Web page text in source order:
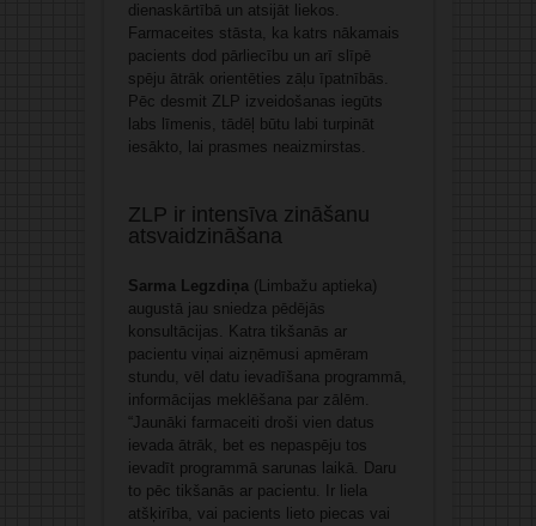
dienaskārtībā un atsijāt liekos.
Farmaceites stāsta, ka katrs nākamais
pacients dod pārliecību un arī slīpē
spēju ātrāk orientēties zāļu īpatnībās.
Pēc desmit ZLP izveidošanas iegūts
labs līmenis, tādēļ būtu labi turpināt
iesākto, lai prasmes neaizmirstas.
ZLP ir intensīva zināšanu
atsvaidzināšana
Sarma Legzdiņa(Limbažu aptieka)
augustā jau sniedza pēdējās
konsultācijas. Katra tikšanās ar
pacientu viņai aizņēmusi apmēram
stundu, vēl datu ievadīšana programmā,
informācijas meklēšana par zālēm.
“Jaunāki farmaceiti droši vien datus
ievada ātrāk, bet es nepaspēju tos
ievadīt programmā sarunas laikā. Daru
to pēc tikšanās ar pacientu. Ir liela
atšķirība, vai pacients lieto piecas vai